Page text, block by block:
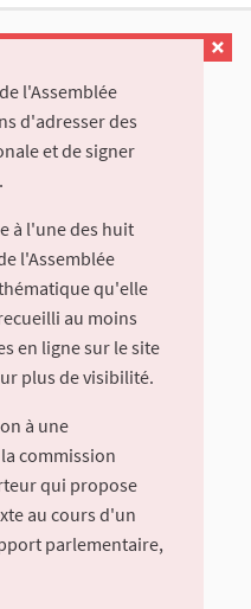
l'Assemblée
d'adresser des
et de signer
à l'une des huit
l'Assemblée
qu'elle
au moins
en ligne sur le site
plus de visibilité.
à une
commission
qui propose
au cours d'un
parlementaire,